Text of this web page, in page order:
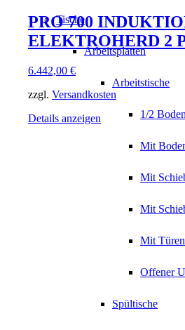
Tische
Arbeitsplatten
Arbeitstische
1/2
Mit
Mit
Mit
Mit Türen
Offener
Spültische
PRO 700
ELEKTROHERD 2
6.442,00 €
zzgl. Versandkosten
Details anzeigen